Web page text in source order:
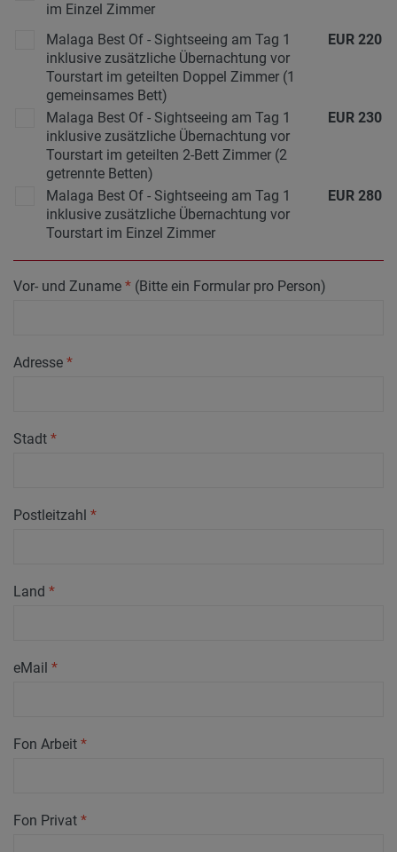
im Einzel Zimmer
Malaga Best Of - Sightseeing am Tag 1
inklusive zusätzliche Übernachtung vor
Tourstart im geteilten Doppel Zimmer (1
gemeinsames Bett)
EUR 220
Malaga Best Of - Sightseeing am Tag 1
inklusive zusätzliche Übernachtung vor
Tourstart im geteilten 2-Bett Zimmer (2
getrennte Betten)
EUR 230
Malaga Best Of - Sightseeing am Tag 1
inklusive zusätzliche Übernachtung vor
Tourstart im Einzel Zimmer
EUR 280
Vor- und Zuname * (Bitte ein Formular pro Person)
Adresse *
Stadt *
Postleitzahl *
Land *
eMail *
Fon Arbeit *
Fon Privat *